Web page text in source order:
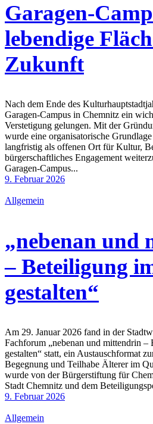
Garagen-
lebendige
Zukunft
Nach dem Ende des
Garagen-Campus in Chemnitz ein
Verstetigung gelungen. Mit der
wurde eine organisatorische
langfristig als offenen Ort für Kultur,
bürgerschaftliches Engagement
Garagen-Campus...
9. Februar 2026
Allgemein
„nebenan und
– Beteiligung
gestalten“
Am 29. Januar 2026 fand in der
Fachforum „nebenan und mittendrin
gestalten“ statt, ein Austauschformat
Begegnung und Teilhabe Älterer im
wurde von der Bürgerstiftung für
Stadt Chemnitz und dem
9. Februar 2026
Allgemein